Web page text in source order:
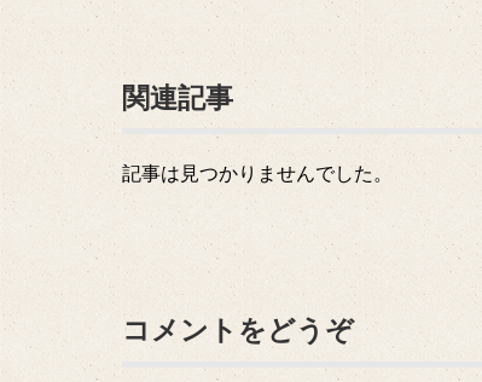
関連記事
記事は見つかりませんでした。
コメントをどうぞ